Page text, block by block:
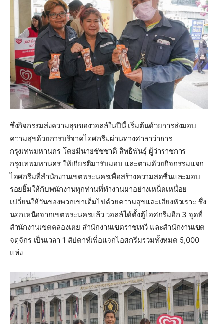
ซึ่งกิจกรรมส่งความสุขของวอลล์ในปีนี้ เริ่มต้นด้วยการส่งมอบ
ความสุขด้วยการบริจาคไอศกรีมผ่านทางศาลาว่าการ
กรุงเทพมหานคร โดยมีนายชัชชาติ สิทธิพันธุ์ ผู้ว่าราชการ
กรุงเทพมหานคร ให้เกียรติมารับมอบ และตามด้วยกิจกรรมแจก
ไอศกรีมที่สำนักงานเขตพระนครเพื่อสร้างความสดชื่นและมอบ
รอยยิ้มให้กับพนักงานทุกท่านที่ทำงานมาอย่างเหน็ดเหนื่อย
เปลี่ยนให้วันของพวกเขาเต็มไปด้วยความสุขและเสียงหัวเราะ ซึ่ง
นอกเหนือจากเขตพระนครแล้ว วอลล์ได้ตั้งตู้ไอศกรีมอีก 3 จุดที่
สำนักงานเขตคลองเตย สำนักงานเขตราชเทวี และสำนักงานเขต
จตุจักร เป็นเวลา 1 สัปดาห์เพื่อแจกไอศกรีมรวมทั้งหมด 5,000
แท่ง